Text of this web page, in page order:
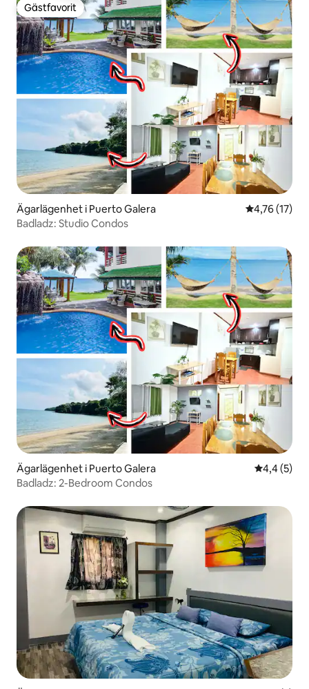
Gästfavorit
Gästfavorit
Ägarlägenhet i Puerto Galera 4,76 av 5 i
4,76 (17)
Badladz: Studio Condos
Ägarlägenhet i Puerto Galera 4,4 av 5 i
4,4 (5)
Badladz: 2-Bedroom Condos